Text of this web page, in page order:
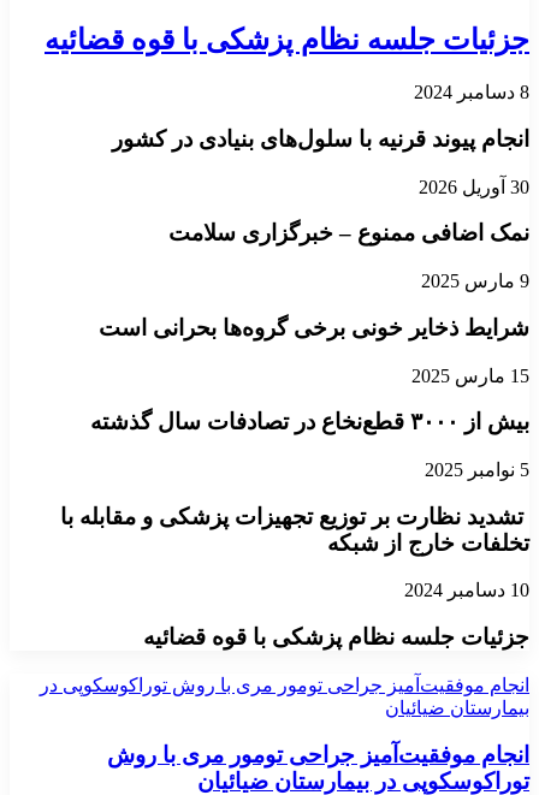
جزئیات جلسه نظام پزشکی با قوه قضائیه
8 دسامبر 2024
انجام پیوند قرنیه با سلول‌های بنیادی در کشور
30 آوریل 2026
نمک اضافی ممنوع – خبرگزاری سلامت
9 مارس 2025
شرایط ذخایر خونی برخی گروه‌ها بحرانی است
15 مارس 2025
بیش از ۳۰۰۰ قطع‌نخاع در تصادفات سال گذشته
5 نوامبر 2025
تشدید نظارت بر توزیع تجهیزات پزشکی و مقابله با
تخلفات خارج از شبکه
10 دسامبر 2024
جزئیات جلسه نظام پزشکی با قوه قضائیه
انجام موفقیت‌آمیز جراحی تومور مری با روش توراکوسکوپی در
بیمارستان ضیائیان
انجام موفقیت‌آمیز جراحی تومور مری با روش
توراکوسکوپی در بیمارستان ضیائیان